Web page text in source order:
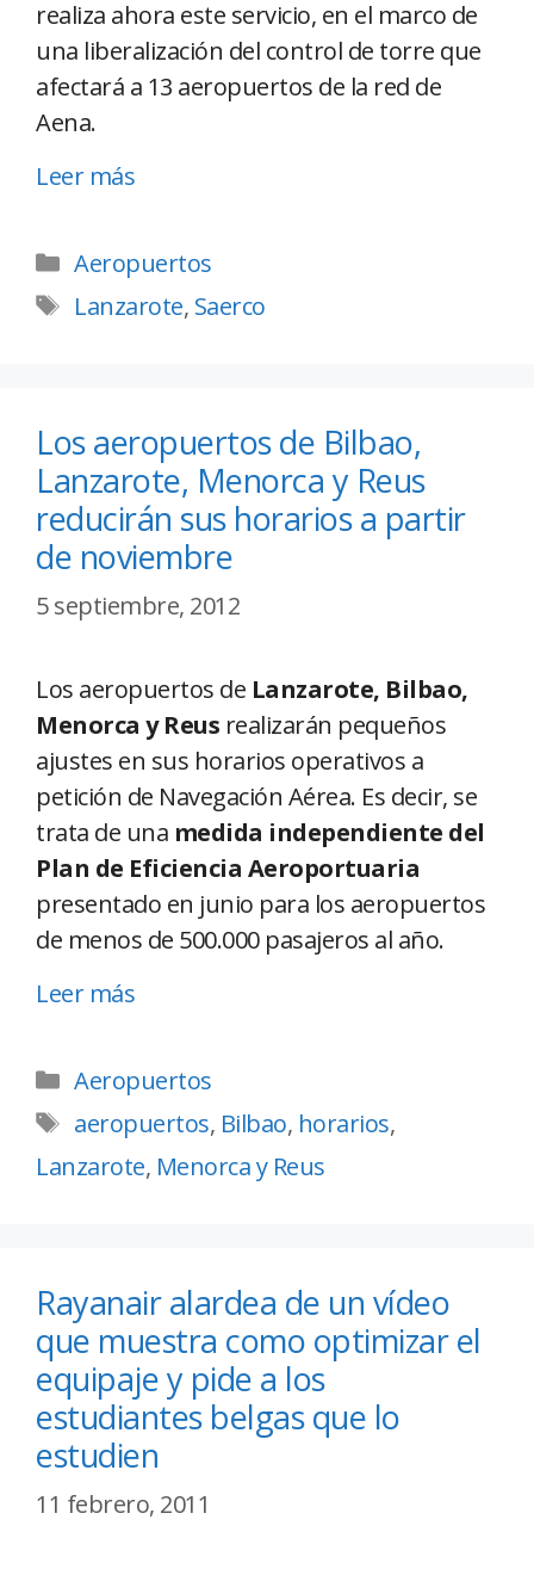
realiza ahora este servicio, en el marco de
una liberalización del control de torre que
afectará a 13 aeropuertos de la red de
Aena.
Leer más
Aeropuertos
Lanzarote, Saerco
Los aeropuertos de Bilbao,
Lanzarote, Menorca y Reus
reducirán sus horarios a partir
de noviembre
5 septiembre, 2012
Los aeropuertos de Lanzarote, Bilbao,
Menorca y Reus realizarán pequeños
ajustes en sus horarios operativos a
petición de Navegación Aérea. Es decir, se
trata de una medida independiente del
Plan de Eficiencia Aeroportuaria
presentado en junio para los aeropuertos
de menos de 500.000 pasajeros al año.
Leer más
Aeropuertos
aeropuertos, Bilbao, horarios,
Lanzarote, Menorca y Reus
Rayanair alardea de un vídeo
que muestra como optimizar el
equipaje y pide a los
estudiantes belgas que lo
estudien
11 febrero, 2011